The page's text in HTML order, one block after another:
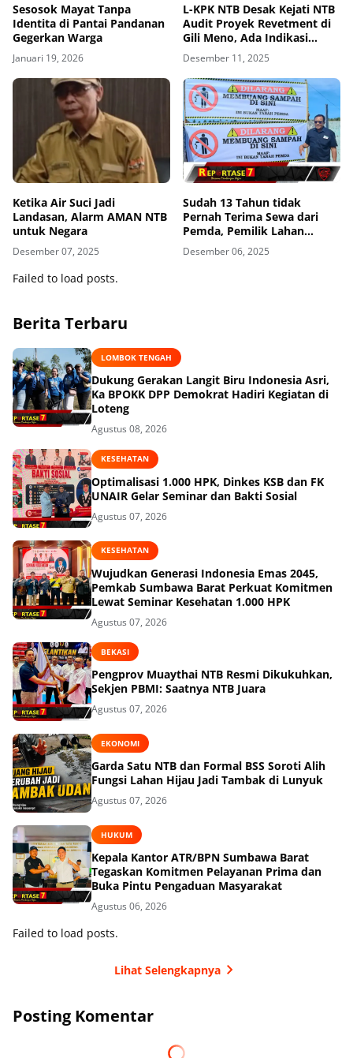
Sesosok Mayat Tanpa
Identita di Pantai Pandanan
Gegerkan Warga
Januari 19, 2026
L-KPK NTB Desak Kejati NTB
Audit Proyek Revetment di
Gili Meno, Ada Indikasi
Merusak Lingkungan
Desember 11, 2025
Ketika Air Suci Jadi
Landasan, Alarm AMAN NTB
untuk Negara
Desember 07, 2025
Sudah 13 Tahun tidak
Pernah Terima Sewa dari
Pemda, Pemilik Lahan
Geram Lakukan Penyegelan
Desember 06, 2025
Failed to load posts.
Berita Terbaru
LOMBOK TENGAH
Dukung Gerakan Langit Biru Indonesia Asri,
Ka BPOKK DPP Demokrat Hadiri Kegiatan di
Loteng
Agustus 08, 2026
KESEHATAN
Optimalisasi 1.000 HPK, Dinkes KSB dan FK
UNAIR Gelar Seminar dan Bakti Sosial
Agustus 07, 2026
KESEHATAN
Wujudkan Generasi Indonesia Emas 2045,
Pemkab Sumbawa Barat Perkuat Komitmen
Lewat Seminar Kesehatan 1.000 HPK
Agustus 07, 2026
BEKASI
Pengprov Muaythai NTB Resmi Dikukuhkan,
Sekjen PBMI: Saatnya NTB Juara
Agustus 07, 2026
EKONOMI
Garda Satu NTB dan Formal BSS Soroti Alih
Fungsi Lahan Hijau Jadi Tambak di Lunyuk
Agustus 07, 2026
HUKUM
Kepala Kantor ATR/BPN Sumbawa Barat
Tegaskan Komitmen Pelayanan Prima dan
Buka Pintu Pengaduan Masyarakat
Agustus 06, 2026
Failed to load posts.
Lihat Selengkapnya
Posting Komentar